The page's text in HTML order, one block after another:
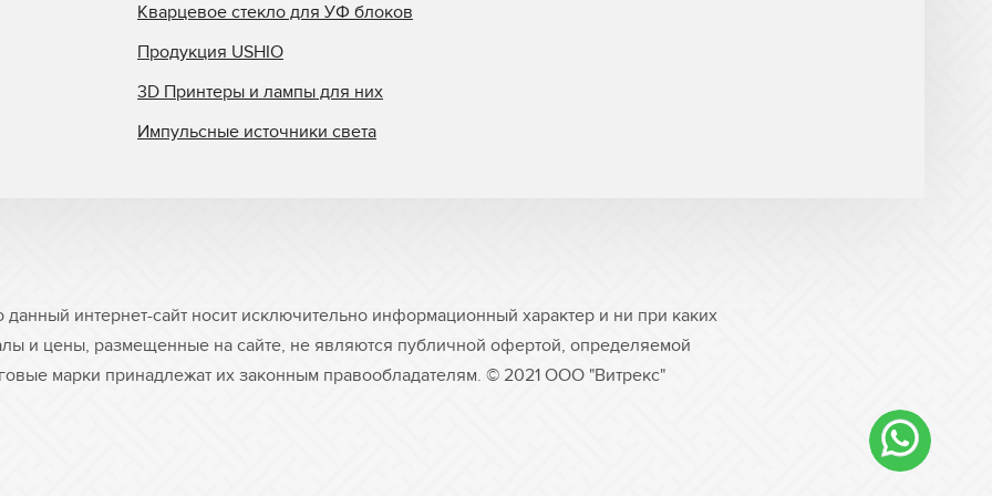
Кварцевое стекло для УФ блоков
Продукция USHIO
3D Принтеры и лампы для них
Импульсные источники света
интернет-сайт носит исключительно информационный характер и ни при каких
и цены, размещенные на сайте, не являются публичной офертой, определяемой
марки принадлежат их законным правообладателям. © 2021 ООО "Витрекс"